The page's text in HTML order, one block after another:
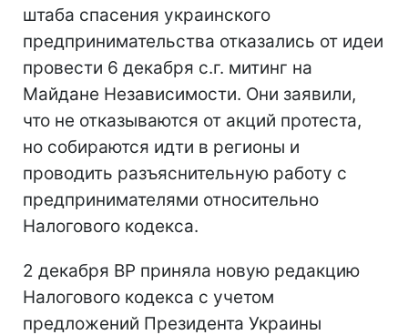
штаба спасения украинского
предпринимательства отказались от идеи
провести 6 декабря с.г. митинг на
Майдане Независимости. Они заявили,
что не отказываются от акций протеста,
но собираются идти в регионы и
проводить разъяснительную работу с
предпринимателями относительно
Налогового кодекса.
2 декабря ВР приняла новую редакцию
Налогового кодекса с учетом
предложений Президента Украины